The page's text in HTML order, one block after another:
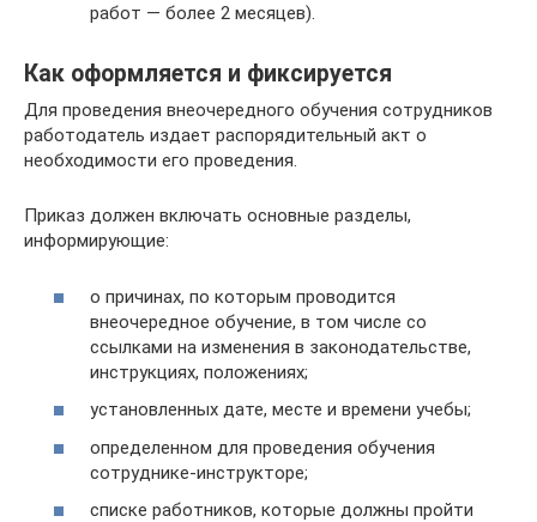
работ — более 2 месяцев).
Как оформляется и фиксируется
Для проведения внеочередного обучения сотрудников
работодатель издает распорядительный акт о
необходимости его проведения.
Приказ должен включать основные разделы,
информирующие:
о причинах, по которым проводится
внеочередное обучение, в том числе со
ссылками на изменения в законодательстве,
инструкциях, положениях;
установленных дате, месте и времени учебы;
определенном для проведения обучения
сотруднике-инструкторе;
списке работников, которые должны пройти